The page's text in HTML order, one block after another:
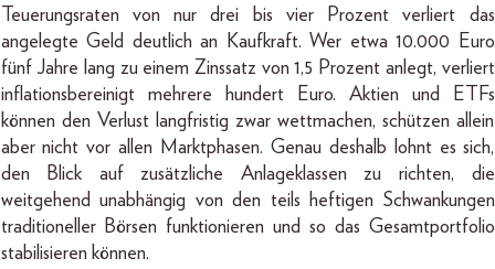
Teuerungsraten von nur drei bis vier Prozent verliert das
angelegte Geld deutlich an Kaufkraft. Wer etwa 10.000 Euro
fünf Jahre lang zu einem Zinssatz von 1,5 Prozent anlegt, verliert
inflationsbereinigt mehrere hundert Euro. Aktien und ETFs
können den Verlust langfristig zwar wettmachen, schützen allein
aber nicht vor allen Marktphasen. Genau deshalb lohnt es sich,
den Blick auf zusätzliche Anlageklassen zu richten, die
weitgehend unabhängig von den teils heftigen Schwankungen
traditioneller Börsen funktionieren und so das Gesamtportfolio
stabilisieren können.